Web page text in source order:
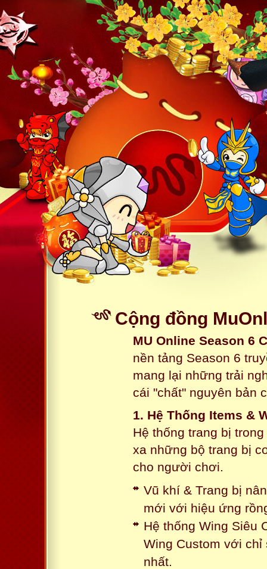
Cộng đồng
MU Online Season 6
nền tảng Season 6
mang lại những trải
cái "chất" nguyên bản
1. Hệ Thống Items &
Hệ thống trang bị
xa những bộ trang bị
cho người chơi.
Vũ khí & Trang bị
mới với hiệu ứng
Hệ thống Wing Siêu
Wing Custom với
nhất.